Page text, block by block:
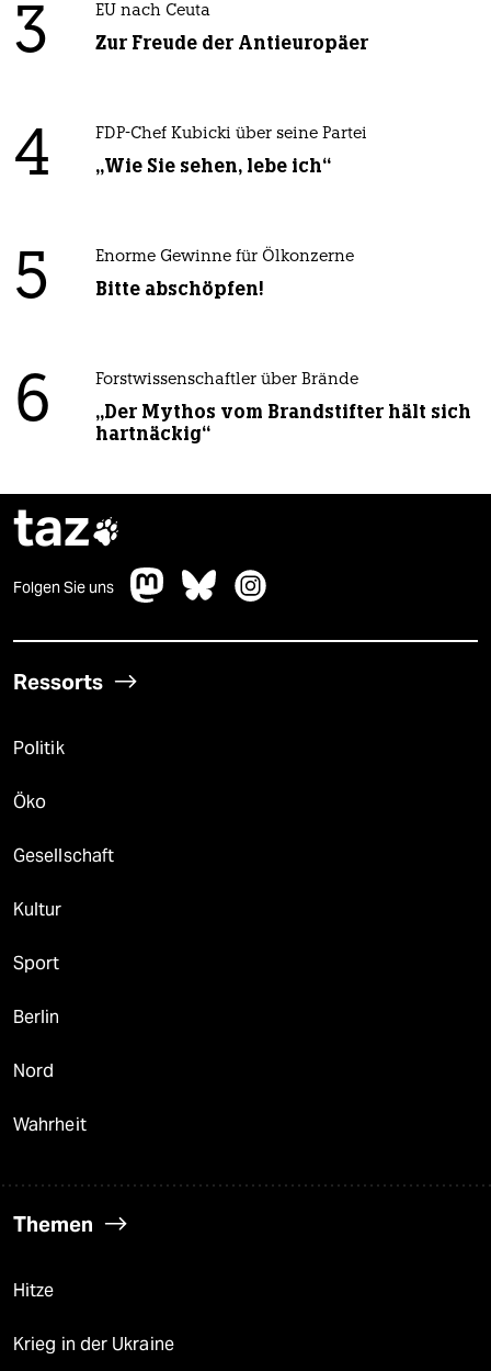
3 EU nach Ceuta
Zur Freude der Antieuropäer
4 FDP-Chef Kubicki über seine Partei
„Wie Sie sehen, lebe ich“
5 Enorme Gewinne für Ölkonzerne
Bitte abschöpfen!
6 Forstwissenschaftler über Brände
„Der Mythos vom Brandstifter hält sich
hartnäckig“
taz
Folgen Sie uns
Ressorts
Politik
Öko
Gesellschaft
Kultur
Sport
Berlin
Nord
Wahrheit
Themen
Hitze
Krieg in der Ukraine